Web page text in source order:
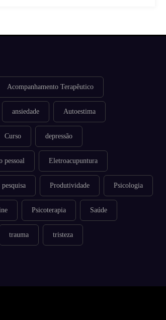
Acompanhamento Terapêutico
ansiedade Autoestima
Curso depressão
pessoal Eletroacupuntura
pesquisa Produtividade Psicologia
Psicoterapia Saúde
trauma tristeza